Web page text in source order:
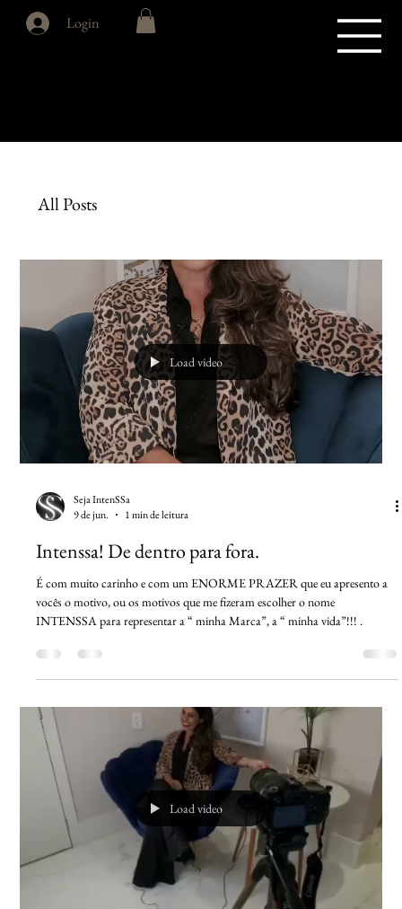
Login
All Posts
Load video
Seja IntenSSa
9 de jun.
1 min de leitura
Intenssa! De dentro para fora.
É com muito carinho e com um ENORME PRAZER que eu apresento a
vocês o motivo, ou os motivos que me fizeram escolher o nome
INTENSSA para representar a “ minha Marca”, a “ minha vida”!!! .
Load video